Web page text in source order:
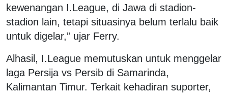
kewenangan I.League, di Jawa di stadion-
stadion lain, tetapi situasinya belum terlalu baik
untuk digelar,” ujar Ferry.
Alhasil, I.League memutuskan untuk menggelar
laga Persija vs Persib di Samarinda,
Kalimantan Timur. Terkait kehadiran suporter,